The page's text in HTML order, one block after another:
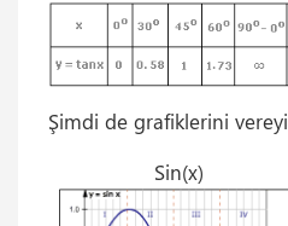
Şimdi de grafiklerini
Sin(x)